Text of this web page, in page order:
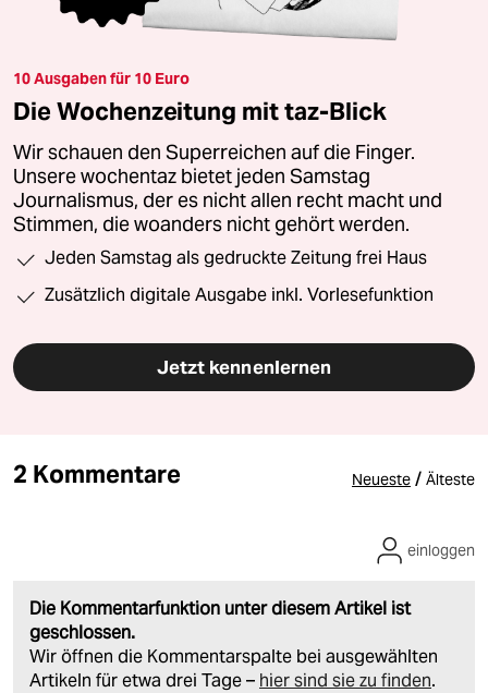
10 Ausgaben für 10 Euro
Die Wochenzeitung mit taz-Blick
Wir schauen den Superreichen auf die Finger.
Unsere wochentaz bietet jeden Samstag
Journalismus, der es nicht allen recht macht und
Stimmen, die woanders nicht gehört werden.
Jeden Samstag als gedruckte Zeitung frei Haus
Zusätzlich digitale Ausgabe inkl. Vorlesefunktion
Jetzt kennenlernen
2 Kommentare Neueste / Älteste
Die Kommentarfunktion unter diesem Artikel ist
geschlossen.
Wir öffnen die Kommentarspalte bei ausgewählten
Artikeln für etwa drei Tage – hier sind sie zu finden.
einloggen